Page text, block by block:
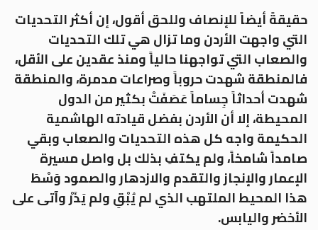
حقيقةً أيضاً للإنصاف وللحق أقول، إن أكثر التحديات
التي واجهت الأردن وما تزال هي تلك التحديات
والصعاب التي تواجهنا حالياً ومنذ عقدين على الأقل،
فالمنطقة شهدت حروباً وصراعات مدمرة، والمنطقة
شهدت أحداثاً جِساماً عَصَفَتْ بكثير من الدول
المحيطة، إلا أن الأردن بفضل قيادته الهاشمية
الحكيمة واجه كل هذه التحديات والصعاب وبقي
صامداً شامخاً، ولم يكتفِ بذلك بل واصل مسيرة
الإعمار والإنجاز والتقدم والازدهار والصمود وَسْطَ
هذا المحيط الملتهب الذي لم يُبْقِ ولم يَذَرْ وآتى على
الأخضر واليابس.